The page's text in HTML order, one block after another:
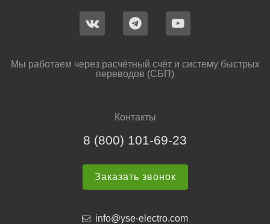
Мы работаем через расчётный счёт и систему быстрых
переводов (СБП)
Контакты
8 (800) 101-69-23
Заказать звонок
info@yse-electro.com